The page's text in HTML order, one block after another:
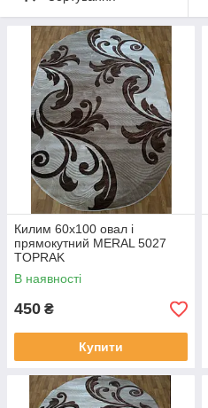
Килим 60х100 овал і
прямокутний MERAL 5027
TOPRAK
В наявності
450 ₴
Купити